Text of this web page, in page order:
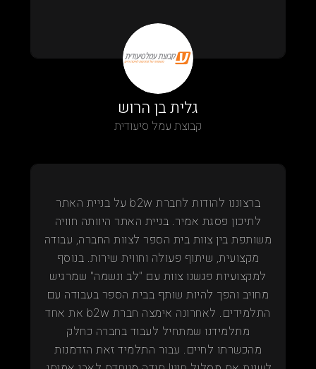
גלית בן הרוש
קבוצת עמל סיעודית
ברצוננו להודות לחברת b2w על בניית האתר
לתיכון פסגת אמיר. בניית האתר היוותה חוויה
משותפת בין צוות בית הספר לצוות החברה, עבודה
מקצועית, שיתוף פעולה וחווית שירות. בנוסף
למקצועיות פגשנו צוות עם "לב ונשמה" שמרגיש
מחויב והפך להיות שותף בבית הספר בעבודה עם
התלמידים. לאחרונה אימצה חברת b2w את אחד
מתלמידנו שמתחיל לעבוד בחברה כחלק
מהכשרתו לחיים. עבור התלמיד זאת הזדמנות